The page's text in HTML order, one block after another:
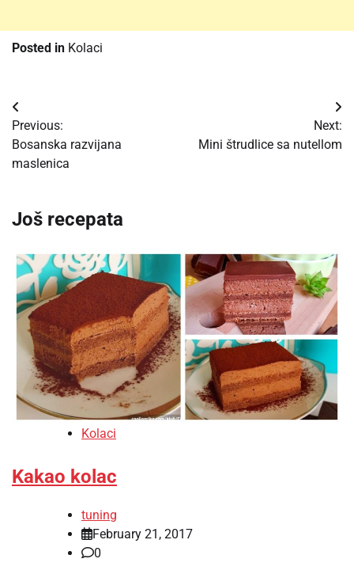
Posted in Kolaci
Post
navigation
Previous:
Bosanska razvijana
maslenica
Next:
Mini štrudlice sa nutellom
Još recepata
Kolaci
Kakao kolac
tuning
February 21, 2017
0